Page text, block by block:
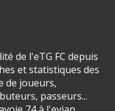
de l'eTG FC depuis
et statistiques des
de joueurs,
passeurs...